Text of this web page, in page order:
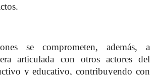
se comprometen, además, a
articulada con otros actores del
y educativo, contribuyendo con